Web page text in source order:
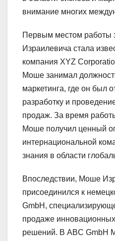
внимание многих
Первым местом работы
Израилевича стала
компания XYZ
Моше занимал
маркетинга, где он был
разработку и
продаж. За время
Моше получил ценный
интернациональной
знания в области
Впоследствии, Моше
присоединился к
GmbH,
продаже инновационных
решений. В ABC GmbH